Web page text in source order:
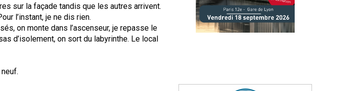
sur la façade tandis que les autres arrivent.
l’instant, je ne dis rien.
on monte dans l’ascenseur, je repasse le
d’isolement, on sort du labyrinthe. Le local